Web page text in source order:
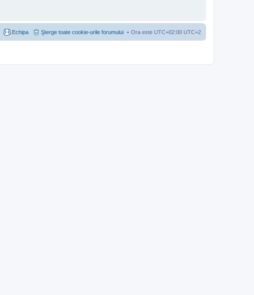
Ora este UTC+02:00 UTC+2
Şterge toate cookie-urile forumului
Echipa